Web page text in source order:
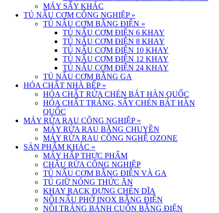
MÁY SẤY KHÁC
TỦ NẤU CƠM CÔNG NGHIỆP »
TỦ NẤU CƠM BẰNG ĐIỆN »
TỦ NẤU CƠM ĐIỆN 6 KHAY
TỦ NẤU CƠM ĐIỆN 8 KHAY
TỦ NẤU CƠM ĐIỆN 10 KHAY
TỦ NẤU CƠM ĐIỆN 12 KHAY
TỦ NẤU CƠM ĐIỆN 24 KHAY
TỦ NẤU CƠM BẰNG GA
HÓA CHẤT NHÀ BẾP »
HÓA CHẤT RỬA CHÉN BÁT HÀN QUỐC
HÓA CHẤT TRÁNG, SẤY CHÉN BÁT HÀN
QUỐC
MÁY RỬA RAU CÔNG NGHIỆP »
MÁY RỬA RAU BĂNG CHUYỀN
MÁY RỬA RAU CÔNG NGHỆ OZONE
SẢN PHẨM KHÁC »
MÁY HẤP THỰC PHẨM
CHẬU RỬA CÔNG NGHIỆP
TỦ NẤU CƠM BẰNG ĐIỆN VÀ GA
TỦ GIỮ NÓNG THỨC ĂN
KHAY RACK ĐỰNG CHÉN DĨA
NỒI NẤU PHỞ INOX BẰNG ĐIỆN
NỒI TRÁNG BÁNH CUỐN BẰNG ĐIỆN